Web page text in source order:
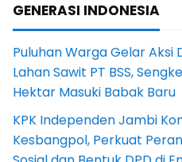
GENERASI INDONESIA
Puluhan Warga Gelar Aksi
Lahan Sawit PT BSS,
Hektar Masuki Babak Baru
KPK Independen Jambi
Kesbangpol, Perkuat